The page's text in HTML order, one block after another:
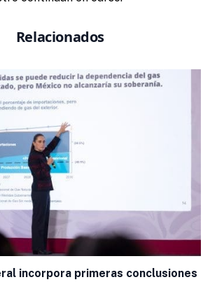
Relacionados
incorpora primeras conclusiones